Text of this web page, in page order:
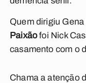
Quem dirigiu
Paixãofoi Nick
casamento com o
Chama a atenção